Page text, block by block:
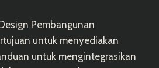
Pembangunan
untuk menyediakan
untuk mengintegrasikan